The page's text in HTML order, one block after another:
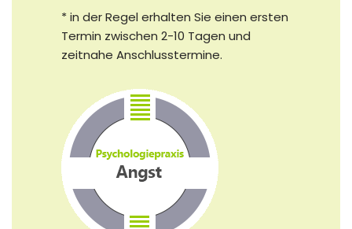
* in der Regel erhalten Sie einen ersten
Termin zwischen 2-10 Tagen und
zeitnahe Anschlusstermine.